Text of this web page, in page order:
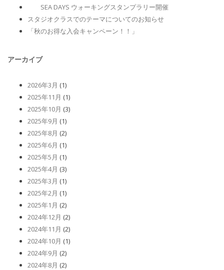
SEA DAYS ウォーキングスタンプラリー開催
スタジオクラスでのテーマについてのお知らせ
「秋のお得な入会キャンペーン！！」
アーカイブ
2026年3月 (1)
2025年11月 (1)
2025年10月 (3)
2025年9月 (1)
2025年8月 (2)
2025年6月 (1)
2025年5月 (1)
2025年4月 (3)
2025年3月 (1)
2025年2月 (1)
2025年1月 (2)
2024年12月 (2)
2024年11月 (2)
2024年10月 (1)
2024年9月 (2)
2024年8月 (2)